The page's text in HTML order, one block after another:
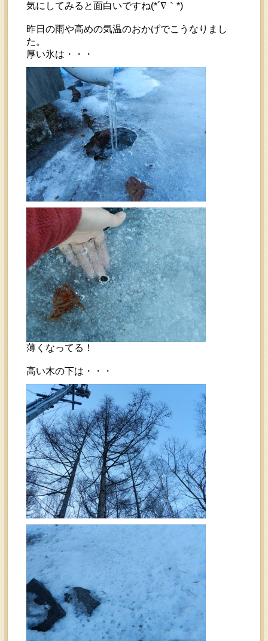
気にしてみると面白いですね(*´∇｀*)
昨日の雨や高めの気温のおかげでこうなりまし
た。
厚い氷は・・・
薄くなってる！
高い木の下は・・・